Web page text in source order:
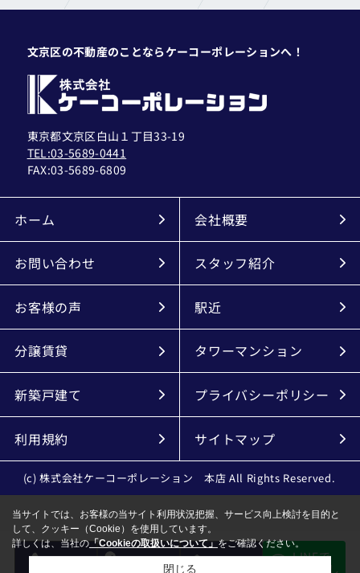
文京区の不動産のことならケーコーポレーションへ！
東京都文京区白山１丁目33-19
TEL:03-5689-0441
FAX:03-5689-6809
ホーム 会社概要
お問い合わせ スタッフ紹介
お客様の声 駅近
分譲賃貸 タワーマンション
新築戸建て プライバシーポリシー
利用規約 サイトマップ
(c) 株式会社ケーコーポレーション 本店 All Rights Reserved.
電話 会員登録 メール
LINEで
物件探し
当サイトでは、お客様の当サイト利用状況把握、サービス向上検討を目的と
して、クッキー（Cookie）を使用しています。
詳しくは、当社の「Cookieの取扱いについて」をご確認ください。
閉じる